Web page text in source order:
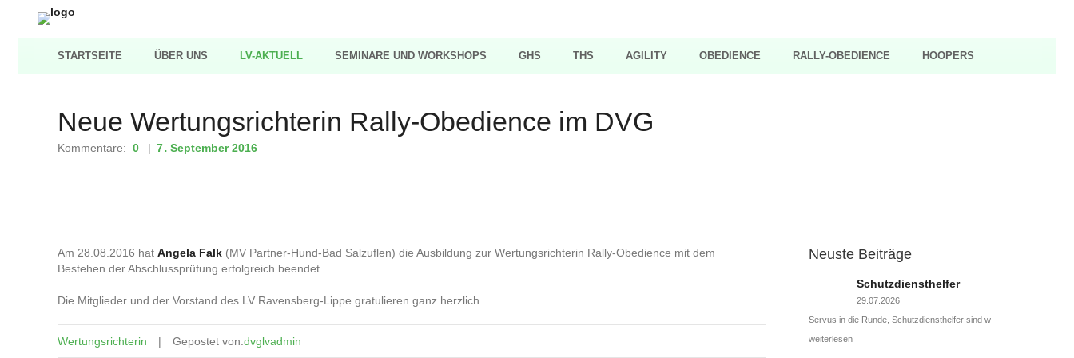
STARTSEITE ÜBER UNS LV-AKTUELL SEMINARE UND WORKSHOPS GHS THS AGILITY OBEDIENCE RALLY-OBEDIENCE HOOPERS
Neue Wertungsrichterin Rally-Obedience im DVG
Kommentare: 0 7. September2016
Am 28.08.2016 hat Angela Falk (MV Partner-Hund-Bad Salzuflen) die Ausbildung zur Wertungsrichterin Rally-Obedience mit dem
Bestehen der Abschlussprüfung erfolgreich beendet.
Die Mitglieder und der Vorstand des LV Ravensberg-Lippe gratulieren ganz herzlich.
Wertungsrichterin Gepostet von:dvglvadmin
Neuste Beiträge
Schutzdiensthelfer
29.07.2026
Servus in die Runde, Schutzdiensthelfer sind w
weiterlesen